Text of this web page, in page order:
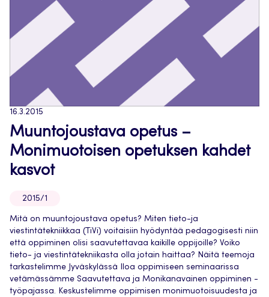
16.3.2015
Muuntojoustava opetus –
Monimuotoisen opetuksen kahdet
kasvot
2015/1
Mitä on muuntojoustava opetus? Miten tieto-ja
viestintätekniikkaa (TiVi) voitaisiin hyödyntää pedagogisesti niin
että oppiminen olisi saavutettavaa kaikille oppijoille? Voiko
tieto- ja viestintätekniikasta olla jotain haittaa? Näitä teemoja
tarkastelimme Jyväskylässä Iloa oppimiseen seminaarissa
vetämässämme Saavutettava ja Monikanavainen oppiminen -
työpajassa. Keskustelimme oppimisen monimuotoisuudesta ja